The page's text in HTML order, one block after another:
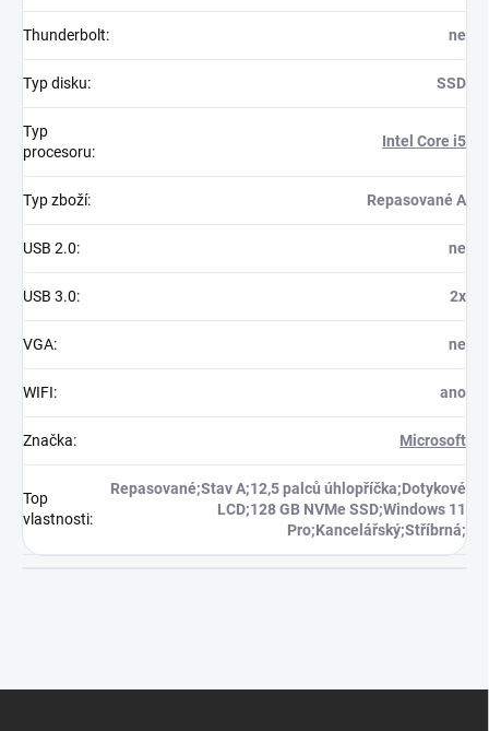
Thunderbolt: ne
Typ disku: SSD
Typ
procesoru:
Intel Core i5
Typ zboží: Repasované A
USB 2.0: ne
USB 3.0: 2x
VGA: ne
WIFI: ano
Značka: Microsoft
Top
vlastnosti:
Repasované;Stav A;12,5 palců úhlopříčka;Dotykové
LCD;128 GB NVMe SSD;Windows 11
Pro;Kancelářský;Stříbrná;